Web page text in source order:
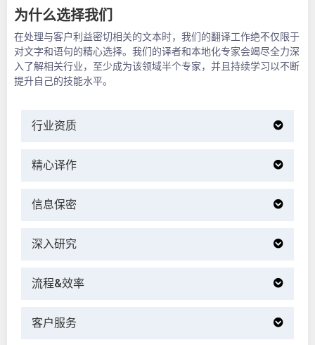
为什么选择我们
在处理与客户利益密切相关的文本时，我们的翻译工作绝不仅限于
对文字和语句的精心选择。我们的译者和本地化专家会竭尽全力深
入了解相关行业，至少成为该领域半个专家，并且持续学习以不断
提升自己的技能水平。
行业资质
精心译作
信息保密
深入研究
流程&效率
客户服务